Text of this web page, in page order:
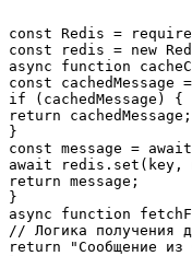
const Redis =
const redis = new
async function
const
if (cachedMessage) {
return cachedMessage;
}
const message =
await redis.set(key,
return message;
}
async function
// Логика получения
return "Сообщение из